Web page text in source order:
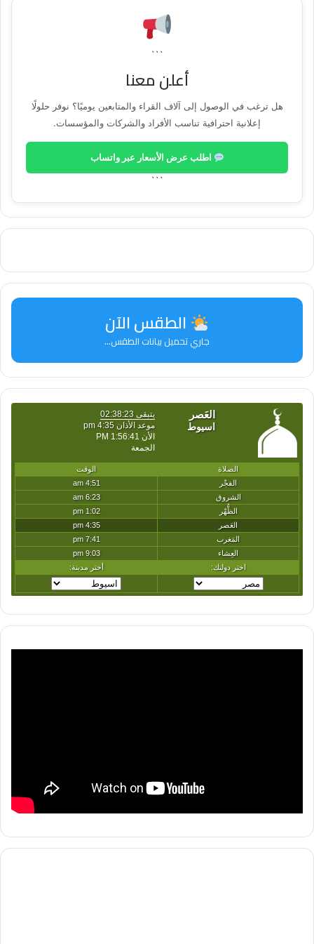
```
أعلن معنا
هل ترغب في الوصول إلى آلاف القراء والمتابعين يوميًا؟ نوفر حلولًا
إعلانية احترافية تناسب الأفراد والشركات والمؤسسات.
اطلب عرض الأسعار عبر واتساب
```
الطقس الآن
جاري تحميل بيانات الطقس...